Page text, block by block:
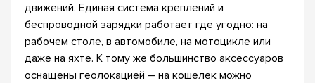
движений. Единая система креплений и
беспроводной зарядки работает где угодно: на
рабочем столе, в автомобиле, на мотоцикле или
даже на яхте. К тому же большинство аксессуаров
оснащены геолокацией – на кошелек можно